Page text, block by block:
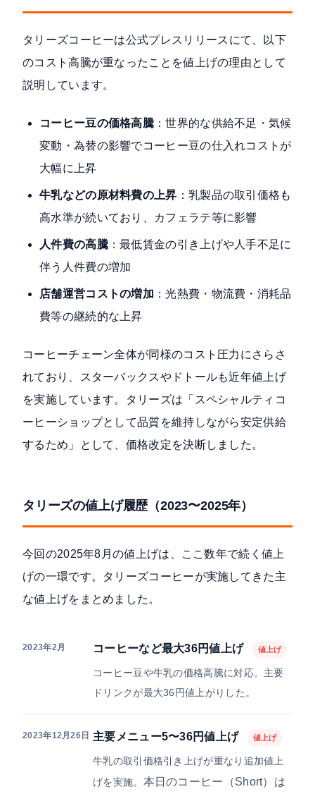
タリーズコーヒーは公式プレスリリース にて、以下
のコスト高騰が重なったことを値上げの理由として
説明しています。
コーヒー豆の価格高騰 ：世界的な供給不足・気候
変動・為替の影響でコーヒー豆の仕入れコストが
大幅に上昇
牛乳などの原材料費の上昇 ：乳製品の取引価格も
高水準が続いており、カフェラテ等に影響
人件費の高騰：最低賃金の引き上げや人手不足に
伴う人件費の増加
店舗運営コストの増加 ：光熱費・物流費・消耗品
費等の継続的な上昇
コーヒーチェーン全体が同様のコスト圧力にさらさ
れており、スターバックスやドトールも近年値上げ
を実施しています。タリーズは「スペシャルティコ
ーヒーショップとして品質を維持しながら安定供給
するため」として、価格改定を決断しました。
タリーズの値上げ履歴（2023〜2025年）
今回の2025年8月の値上げは、ここ数年で続く値上
げの一環です。タリーズコーヒーが実施してきた主
な値上げをまとめました。
2023年2月 コーヒーなど最大36円値上げ 値上げ
コーヒー豆や牛乳の価格高騰に対応。主要
ドリンクが最大36円値上がりした。
2023年12月26日 主要メニュー5〜36円値上げ 値上げ
牛乳の取引価格引き上げが重なり追加値上
げを実施。 本日のコーヒー（Short）は